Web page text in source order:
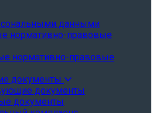
данными
нормативно-правовые
нормативно-правовые
документы
документы
документы